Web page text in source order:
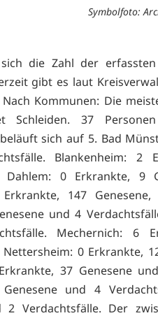
Symbolfoto:
die Zahl der
gibt es laut
Kommunen: Die
Schleiden. 37
sich auf 5. Bad
Blankenheim: 2
Dahlem: 0 Erkrankte, 9
147
und 4
Mechernich: 6
0 Erkrankte,
37 Genesene
und 4
2 Verdachtsfälle. Der